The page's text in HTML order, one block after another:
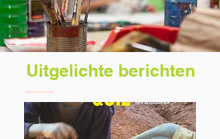
Uitgelichte berichten